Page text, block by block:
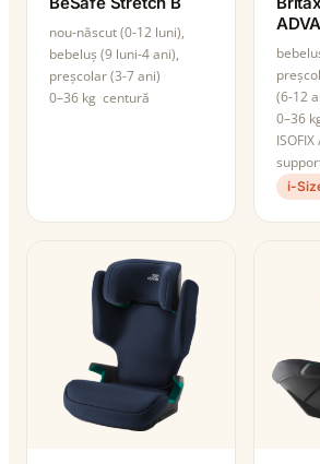
nou-născut (0-12 luni),
bebeluș (9 luni-4 ani),
preșcolar (3-7 ani)
0–36 kg centură
(6-12
0–36
i-